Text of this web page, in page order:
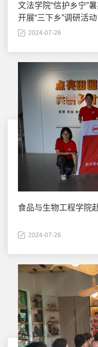
文法学院“信护乡宁”
开展“三下乡”调研活动
2024-07-26
食品与生物工程学院
2024-07-26